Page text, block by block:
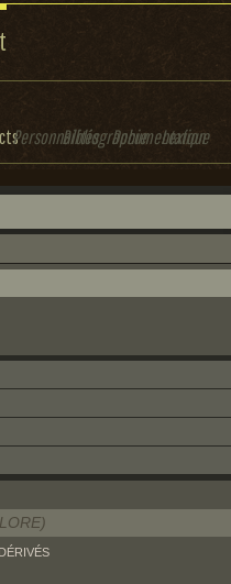
PersonnalitésBibliographieDocumentation
Lexique